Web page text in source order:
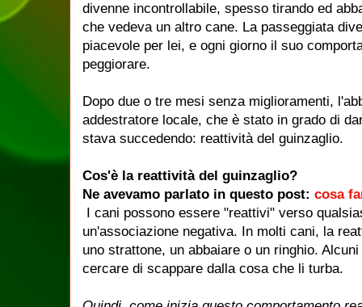
divenne incontrollabile, spesso tirando ed
che vedeva un altro cane. La passeggiata
piacevole per lei, e ogni giorno il suo
peggiorare.
Dopo due o tre mesi senza miglioramenti,
addestratore locale, che è stato in grado di
stava succedendo: reattività del guinzaglio.
Cos'è la reattività del guinzaglio?
Ne avevamo parlato in questo post: cosa
I cani possono essere "reattivi" verso
un'associazione negativa. In molti cani, la
uno strattone, un abbaiare o un ringhio. Alcuni
cercare di scappare dalla cosa che li turba.